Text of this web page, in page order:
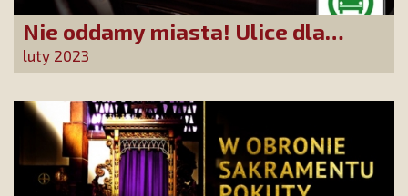
Nie oddamy miasta! Ulice dla
mieszkańców - Warszawa,
Wrocław, Rzeszów
luty 2023